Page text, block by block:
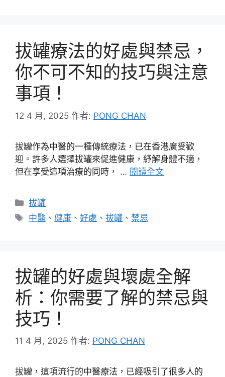
拔罐療法的好處與禁忌，
你不可不知的技巧與注意
事項！
12 4 月, 2025 作者: PONG CHAN
拔罐作為中醫的一種傳統療法，已在香港廣受歡
迎。許多人選擇拔罐來促進健康，紓解身體不適，
但在享受這項治療的同時， … 閱讀全文
分
類
拔罐
標
中醫 、健康 、好處 、拔罐 、禁忌
拔罐的好處與壞處全解
析：你需要了解的禁忌與
技巧！
11 4 月, 2025 作者: PONG CHAN
拔罐，這項流行的中醫療法，已經吸引了很多人的